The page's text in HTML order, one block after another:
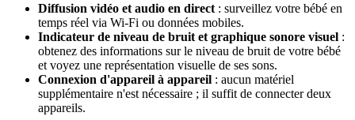
Diffusion vidéo et audio en direct : surveillez votre bébé en
temps réel via Wi-Fi ou données mobiles.
Indicateur de niveau de bruit et graphique sonore visuel :
obtenez des informations sur le niveau de bruit de votre bébé
et voyez une représentation visuelle de ses sons.
Connexion d'appareil à appareil : aucun matériel
supplémentaire n'est nécessaire ; il suffit de connecter deux
appareils.